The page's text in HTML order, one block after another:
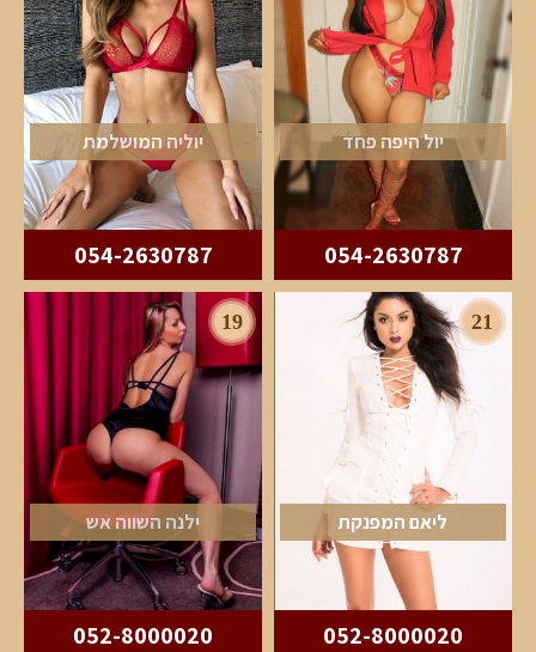
יול היפה פחד
054-2630787
יוליה המושלמת
054-2630787
21
ליאם המפנקת
052-8000020
19
ילנה השווה אש
052-8000020